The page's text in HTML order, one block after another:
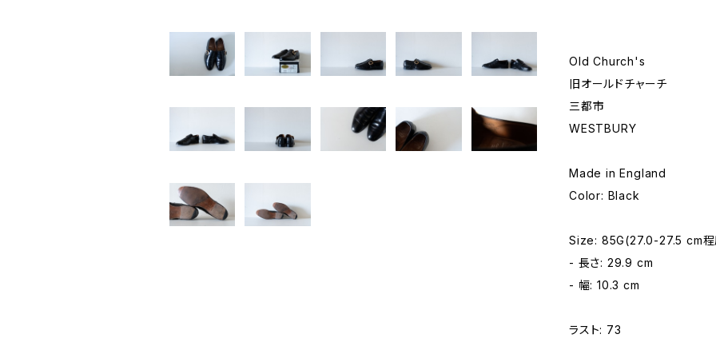
Old Church's
旧オールドチャーチ
三都市
WESTBURY
Made in England
Color: Black
Size: 85G(27.0-27.5 cm
- 長さ: 29.9 cm
- 幅: 10.3 cm
ラスト: 73